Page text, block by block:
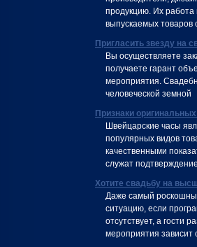
продукцию. Их работа
выпускаемых товаров
Пригласить звезду на
Вы осуществляете
получаете гарант
мероприятия.
человеческой земной
Признаки
Швейцарские часы
популярных видов
качественными
служат
Хотите свадьбу на
Даже самый
ситуацию, если
отсутствует, а гости
мероприятия зависит